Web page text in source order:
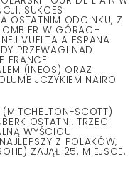
SUKCES
OSTATNIM ODCINKU, Z
W GÓRACH
VUELTA A ESPANA
PRZEWAGI NAD
FRANCE
(INEOS) ORAZ
NAIRO
SCOTT)
OSTATNI, TRZECI
WYŚCIGU
Z POLAKÓW,
ZAJĄŁ 25. MIEJSCE.